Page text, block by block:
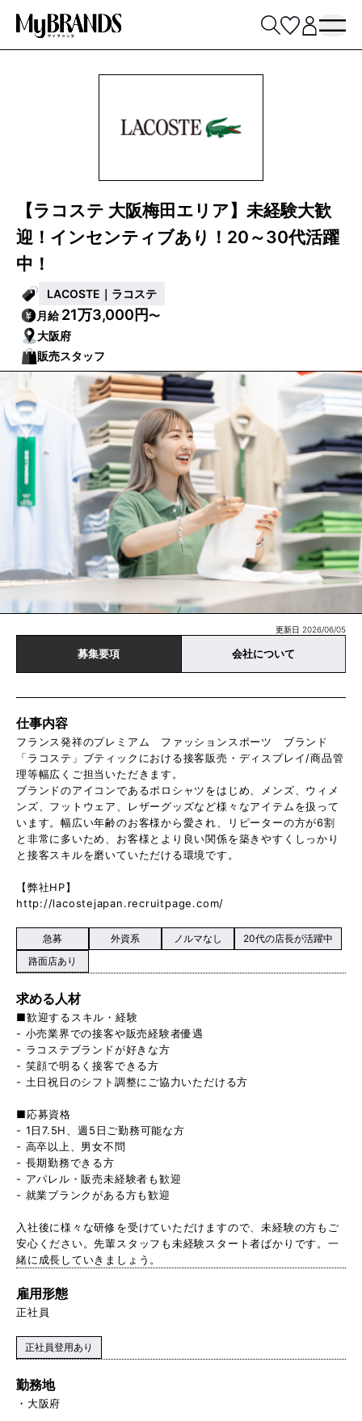
【ラコステ 大阪梅田エリア】未経験大歓
迎！インセンティブあり！20～30代活躍
中！
LACOSTE｜ラコステ
月給21万3,000円〜
大阪府
販売スタッフ
更新日 2026/06/05
募集要項 会社について
仕事内容
フランス発祥のプレミアム ファッションスポーツ ブランド
「ラコステ」ブティックにおける接客販売・ディスプレイ/商品管
理等幅広くご担当いただきます。
ブランドのアイコンであるポロシャツをはじめ、メンズ、ウィメ
ンズ、フットウェア、レザーグッズなど様々なアイテムを扱って
います。幅広い年齢のお客様から愛され、リピーターの方が6割
と非常に多いため、お客様とより良い関係を築きやすくしっかり
と接客スキルを磨いていただける環境です。
【弊社HP】
http://lacostejapan.recruitpage.com/
急募 外資系 ノルマなし
20代の店長が活躍中
路面店あり
求める人材
■歓迎するスキル・経験
- 小売業界での接客や販売経験者優遇
- ラコステブランドが好きな方
- 笑顔で明るく接客できる方
- 土日祝日のシフト調整にご協力いただける方
■応募資格
- 1日7.5H、週5日ご勤務可能な方
- 高卒以上、男女不問
- 長期勤務できる方
- アパレル・販売未経験者も歓迎
- 就業ブランクがある方も歓迎
入社後に様々な研修を受けていただけますので、未経験の方もご
安心ください。先輩スタッフも未経験スタート者ばかりです。一
緒に成長していきましょう。
雇用形態
正社員
正社員登用あり
勤務地
大阪府